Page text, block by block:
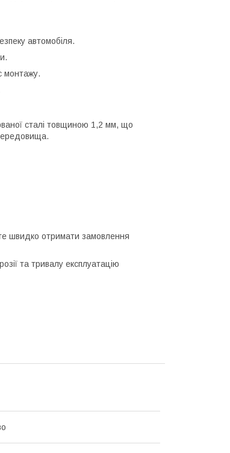
автомобіля.
монтажу.
сталі товщиною 1,2 мм, що
швидко отримати замовлення
та тривалу експлуатацію